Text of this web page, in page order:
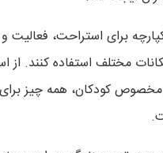
برای استراحت، فعالیت
مختلف استفاده کنند.